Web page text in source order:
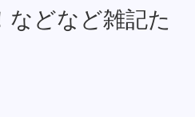
などなど雑記た